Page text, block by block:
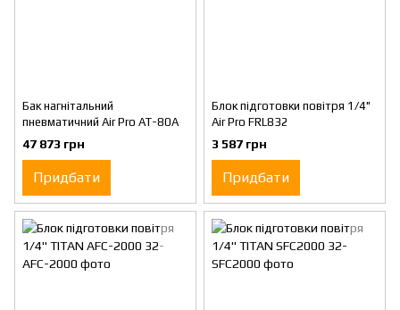
Бак нагнітальний
пневматичний Air Pro AT-80A
47 873 грн
Придбати
Блок підготовки повітря 1/4"
Air Pro FRL832
3 587 грн
Придбати